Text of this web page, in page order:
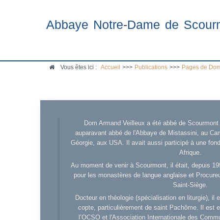
Abbaye Notre-Dame de
Vous êtes ici : Accueil >>> Publications >>> Pages de
Dom Armand Veilleux a été abbé de
auparavant abbé de l'Abbaye de Mistassini, au
Géorgie, aux USA. Il avait aussi participé à une
Afrique.
Au moment de venir à Scourmont, il était, depuis
pour les monastères de langue anglaise et
Saint-Siège.
Docteur en théologie (spécialisation en liturgie), il
copte, particulièrement de saint Pachôme. Il est
l’OCSO et l'Association Internationale des